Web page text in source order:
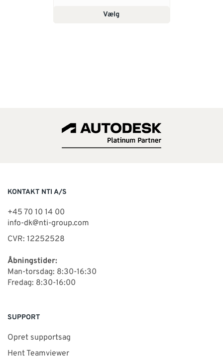
Vælg
KONTAKT NTI A/S
+45 70 10 14 00
info-dk@nti-group.com
CVR: 12252528
Åbningstider:
Man-torsdag: 8:30-16:30
Fredag: 8:30-16:00
SUPPORT
Opret supportsag
Hent Teamviewer